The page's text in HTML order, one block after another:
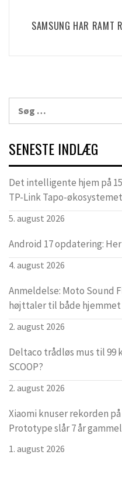
SAMSUNG HAR RAMT
efter:
SENESTE INDLÆG
Det intelligente hjem på
TP-Link Tapo-
5. august 2026
Android 17 opdatering:
4. august 2026
Anmeldelse: Moto Sound
højttaler til både
2. august 2026
Deltaco trådløs mus til 99
SCOOP?
2. august 2026
Xiaomi knuser rekorden
Prototype slår 7 år
1. august 2026